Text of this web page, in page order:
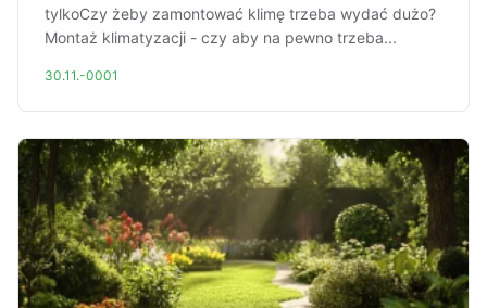
tylkoCzy żeby zamontować klimę trzeba wydać dużo?
Montaż klimatyzacji - czy aby na pewno trzeba...
30.11.-0001